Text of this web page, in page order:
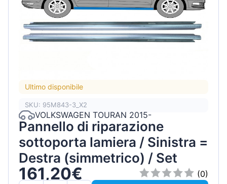
Ultimo disponibile
SKU: 95M843-3_X2
VOLKSWAGEN TOURAN 2015-
Pannello di riparazione
sottoporta lamiera / Sinistra =
Destra (simmetrico) / Set
161,20€
(0)